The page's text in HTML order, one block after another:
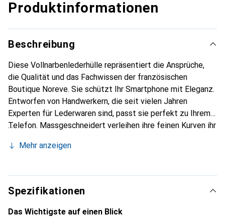
Produktinformationen
Beschreibung
Diese Vollnarbenlederhülle repräsentiert die Ansprüche,
die Qualität und das Fachwissen der französischen
Boutique Noreve. Sie schützt Ihr Smartphone mit Eleganz.
Entworfen von Handwerkern, die seit vielen Jahren
Experten für Lederwaren sind, passt sie perfekt zu Ihrem
Telefon. Massgeschneidert verleihen ihre feinen Kurven ihr
unverzichtbaren Accessoire für Ihr Smartphone.
die Marke Noreve eine sichere Wahl für eine
anspruchsvolle Klientel.
Mehr anzeigen
Spezifikationen
Das Wichtigste auf einen Blick